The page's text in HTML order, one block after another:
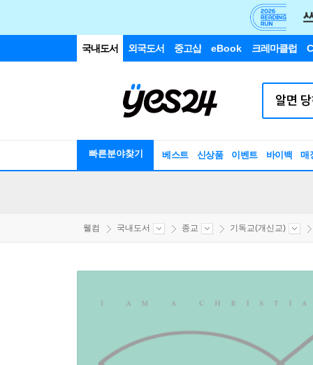
국내도서 외국도서 중고샵 eBook 크레마클럽
빠른분야찾기 베스트 신상품 이벤트 바이백 매
웰컴 국내도서 종교 기독교(개신교)